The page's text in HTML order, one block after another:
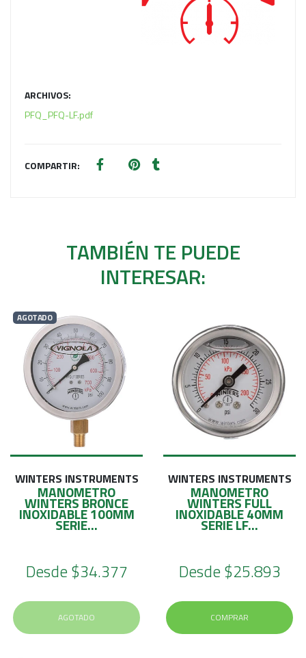
ARCHIVOS:
PFQ_PFQ-LF.pdf
COMPARTIR:
TAMBIÉN TE PUEDE
INTERESAR:
AGOTADO
WINTERS INSTRUMENTS
MANOMETRO
WINTERS BRONCE
INOXIDABLE 100MM
SERIE...
Desde$34.377
AGOTADO
WINTERS INSTRUMENTS
MANOMETRO
WINTERS FULL
INOXIDABLE 40MM
SERIE LF...
Desde$25.893
COMPRAR